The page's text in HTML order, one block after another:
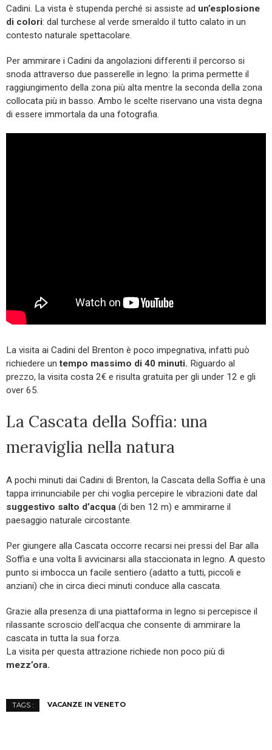
Cadini. La vista è stupenda perché si assiste ad un’esplosione
di colori: dal turchese al verde smeraldo il tutto calato in un
contesto naturale spettacolare.
Per ammirare i Cadini da angolazioni differenti il percorso si
snoda attraverso due passerelle in legno: la prima permette il
raggiungimento della zona più alta mentre la seconda della zona
collocata più in basso. Ambo le scelte riservano una vista degna
di essere immortala da una fotografia.
La visita ai Cadini del Brenton è poco impegnativa, infatti può
richiedere untempo massimo di 40 minuti. Riguardo al
prezzo, la visita costa 2€ e risulta gratuita per gli under 12 e gli
over 65.
La Cascata della Soffia: una
meraviglia nella natura
A pochi minuti dai Cadini di Brenton, la Cascata della Soffia è una
tappa irrinunciabile per chi voglia percepire le vibrazioni date dal
suggestivo salto d’acqua (di ben 12 m) e ammirarne il
paesaggio naturale circostante.
Per giungere alla Cascata occorre recarsi nei pressi del Bar alla
Soffia e una volta lì avvicinarsi alla staccionata in legno. A questo
punto si imbocca un facile sentiero (adatto a tutti, piccoli e
anziani) che in circa dieci minuti conduce alla cascata.
Grazie alla presenza di una piattaforma in legno si percepisce il
rilassante scroscio dell’acqua che consente di ammirare la
cascata in tutta la sua forza.
La visita per questa attrazione richiede non poco più di
mezz’ora.
TAGS : VACANZE IN VENETO